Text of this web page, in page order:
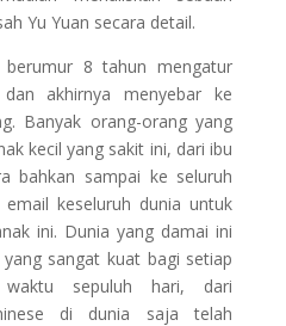
Yu Yuan secara detail.
8 tahun mengatur
akhirnya menyebar ke
Banyak orang-orang yang
kecil yang sakit ini, dari ibu
bahkan sampai ke seluruh
keseluruh dunia untuk
ini. Dunia yang damai ini
sangat kuat bagi setiap
sepuluh hari, dari
di dunia saja telah